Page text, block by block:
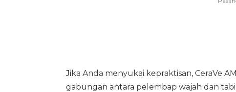
Jika Anda menyukai kepraktisan, CeraVe
gabungan antara pelembap wajah dan